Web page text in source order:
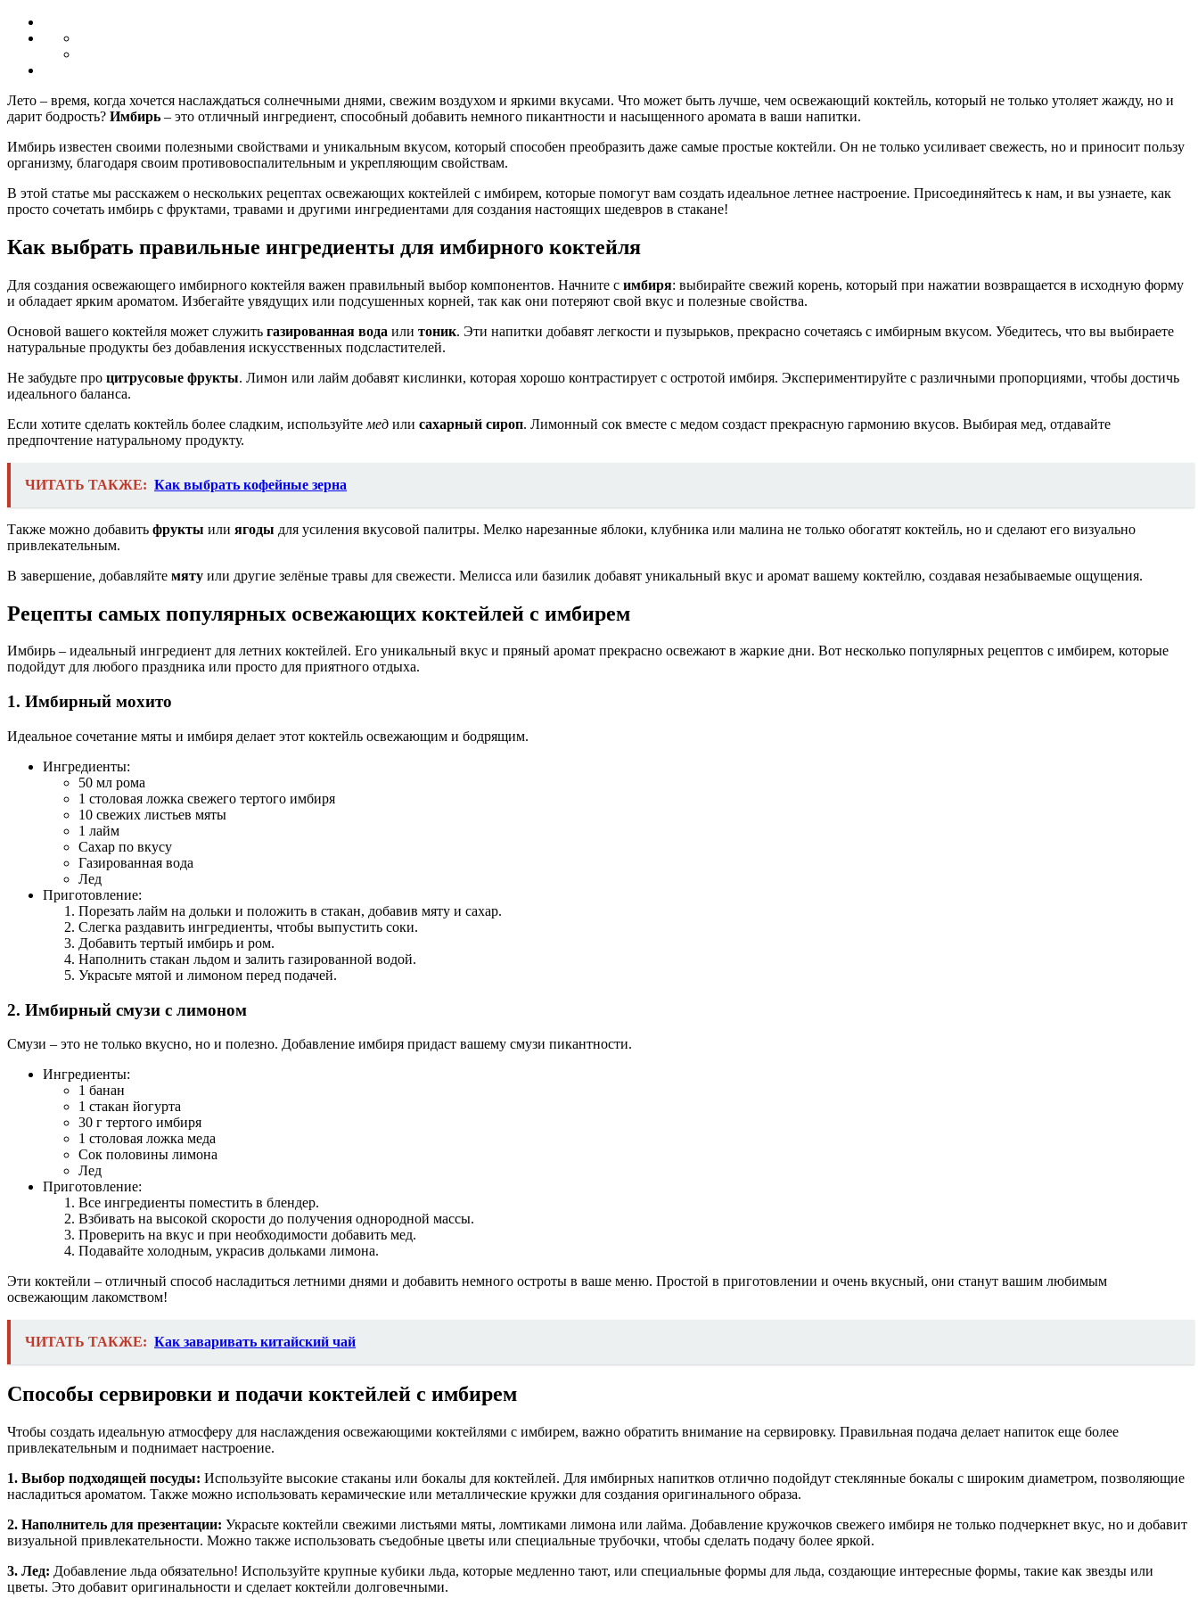
Лето – время, когда хочется наслаждаться солнечными днями, свежим воздухом и яркими вкусами. Что может быть лучше, чем освежающий коктейль, который не только утоляет жажду, но и
дарит бодрость? Имбирь – это отличный ингредиент, способный добавить немного пикантности и насыщенного аромата в ваши напитки.
Имбирь известен своими полезными свойствами и уникальным вкусом, который способен преобразить даже самые простые коктейли. Он не только усиливает свежесть, но и приносит пользу
организму, благодаря своим противовоспалительным и укрепляющим свойствам.
В этой статье мы расскажем о нескольких рецептах освежающих коктейлей с имбирем, которые помогут вам создать идеальное летнее настроение. Присоединяйтесь к нам, и вы узнаете, как
просто сочетать имбирь с фруктами, травами и другими ингредиентами для создания настоящих шедевров в стакане!
Как выбрать правильные ингредиенты для имбирного коктейля
Для создания освежающего имбирного коктейля важен правильный выбор компонентов. Начните с имбиря: выбирайте свежий корень, который при нажатии возвращается в исходную форму
и обладает ярким ароматом. Избегайте увядущих или подсушенных корней, так как они потеряют свой вкус и полезные свойства.
Основой вашего коктейля может служить газированная вода или тоник. Эти напитки добавят легкости и пузырьков, прекрасно сочетаясь с имбирным вкусом. Убедитесь, что вы выбираете
натуральные продукты без добавления искусственных подсластителей.
Не забудьте про цитрусовые фрукты. Лимон или лайм добавят кислинки, которая хорошо контрастирует с остротой имбиря. Экспериментируйте с различными пропорциями, чтобы достичь
идеального баланса.
Если хотите сделать коктейль более сладким, используйте мед или сахарный сироп. Лимонный сок вместе с медом создаст прекрасную гармонию вкусов. Выбирая мед, отдавайте
предпочтение натуральному продукту.
ЧИТАТЬ ТАКЖЕ: Как выбрать кофейные зерна
Также можно добавить фрукты или ягоды для усиления вкусовой палитры. Мелко нарезанные яблоки, клубника или малина не только обогатят коктейль, но и сделают его визуально
привлекательным.
В завершение, добавляйте мяту или другие зелёные травы для свежести. Мелисса или базилик добавят уникальный вкус и аромат вашему коктейлю, создавая незабываемые ощущения.
Рецепты самых популярных освежающих коктейлей с имбирем
Имбирь – идеальный ингредиент для летних коктейлей. Его уникальный вкус и пряный аромат прекрасно освежают в жаркие дни. Вот несколько популярных рецептов с имбирем, которые
подойдут для любого праздника или просто для приятного отдыха.
1. Имбирный мохито
Идеальное сочетание мяты и имбиря делает этот коктейль освежающим и бодрящим.
Ингредиенты:
50 мл рома
1 столовая ложка свежего тертого имбиря
10 свежих листьев мяты
1 лайм
Сахар по вкусу
Газированная вода
Лед
Приготовление:
Порезать лайм на дольки и положить в стакан, добавив мяту и сахар.
Слегка раздавить ингредиенты, чтобы выпустить соки.
Добавить тертый имбирь и ром.
Наполнить стакан льдом и залить газированной водой.
Украсьте мятой и лимоном перед подачей.
2. Имбирный смузи с лимоном
Смузи – это не только вкусно, но и полезно. Добавление имбиря придаст вашему смузи пикантности.
Ингредиенты:
1 банан
1 стакан йогурта
30 г тертого имбиря
1 столовая ложка меда
Сок половины лимона
Лед
Приготовление:
Все ингредиенты поместить в блендер.
Взбивать на высокой скорости до получения однородной массы.
Проверить на вкус и при необходимости добавить мед.
Подавайте холодным, украсив дольками лимона.
Эти коктейли – отличный способ насладиться летними днями и добавить немного остроты в ваше меню. Простой в приготовлении и очень вкусный, они станут вашим любимым
освежающим лакомством!
ЧИТАТЬ ТАКЖЕ: Как заваривать китайский чай
Способы сервировки и подачи коктейлей с имбирем
Чтобы создать идеальную атмосферу для наслаждения освежающими коктейлями с имбирем, важно обратить внимание на сервировку. Правильная подача делает напиток еще более
привлекательным и поднимает настроение.
1. Выбор подходящей посуды: Используйте высокие стаканы или бокалы для коктейлей. Для имбирных напитков отлично подойдут стеклянные бокалы с широким диаметром, позволяющие
насладиться ароматом. Также можно использовать керамические или металлические кружки для создания оригинального образа.
2. Наполнитель для презентации: Украсьте коктейли свежими листьями мяты, ломтиками лимона или лайма. Добавление кружочков свежего имбиря не только подчеркнет вкус, но и добавит
визуальной привлекательности. Можно также использовать съедобные цветы или специальные трубочки, чтобы сделать подачу более яркой.
3. Лед: Добавление льда обязательно! Используйте крупные кубики льда, которые медленно тают, или специальные формы для льда, создающие интересные формы, такие как звезды или
цветы. Это добавит оригинальности и сделает коктейли долговечными.